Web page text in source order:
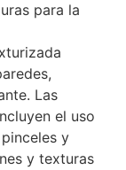
para la
Las
el uso
y
y texturas